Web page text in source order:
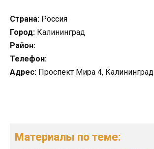
Страна: Россия
Город: Калининград
Район:
Телефон:
Адрес: Проспект Мира 4, Калининград
Материалы по теме: